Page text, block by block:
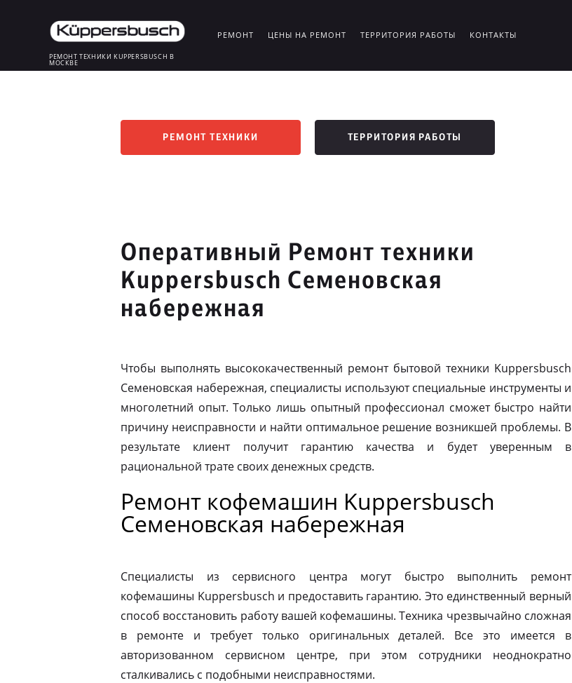
РЕМОНТ ТЕХНИКИ KUPPERSBUSCH В
МОСКВЕ
РЕМОНТ ЦЕНЫ НА РЕМОНТ ТЕРРИТОРИЯ РАБОТЫ КОНТАКТЫ
РЕМОНТ ТЕХНИКИ ТЕРРИТОРИЯ РАБОТЫ
Оперативный Ремонт техники
Kuppersbusch Семеновская
набережная
Чтобы выполнять высококачественный ремонт бытовой техники Kuppersbusch
Семеновская набережная, специалисты используют специальные инструменты и
многолетний опыт. Только лишь опытный профессионал сможет быстро найти
причину неисправности и найти оптимальное решение возникшей проблемы. В
результате клиент получит гарантию качества и будет уверенным в
рациональной трате своих денежных средств.
Ремонт кофемашин Kuppersbusch
Семеновская набережная
Специалисты из сервисного центра могут быстро выполнить ремонт
кофемашины Kuppersbusch и предоставить гарантию. Это единственный верный
способ восстановить работу вашей кофемашины. Техника чрезвычайно сложная
в ремонте и требует только оригинальных деталей. Все это имеется в
авторизованном сервисном центре, при этом сотрудники неоднократно
сталкивались с подобными неисправностями.